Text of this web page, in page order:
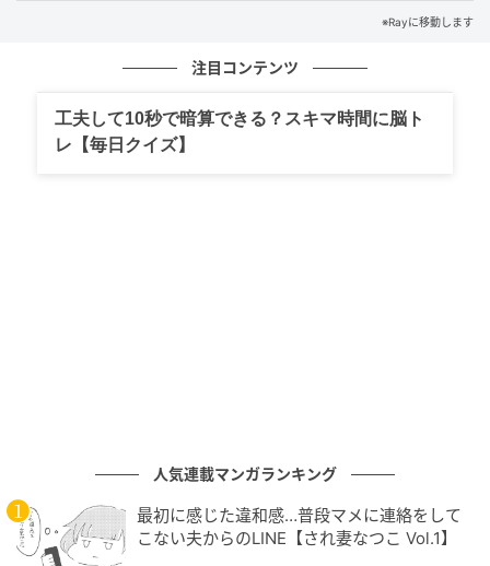
スエットボトムの重ね着がカチッとシャツのハズシ
※Rayに移動します
注目コンテンツ
工夫して10秒で暗算できる？スキマ時間に脳ト
レ【毎日クイズ】
人気連載マンガランキング
最初に感じた違和感…普段マメに連絡をして
こない夫からのLINE【され妻なつこ Vol.1】